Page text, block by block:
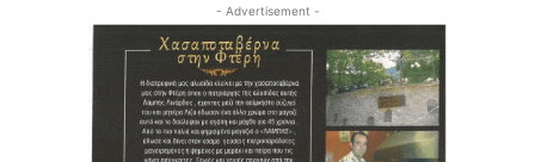
- Advertisement -